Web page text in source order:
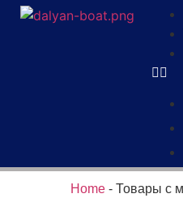
Home - Товары с